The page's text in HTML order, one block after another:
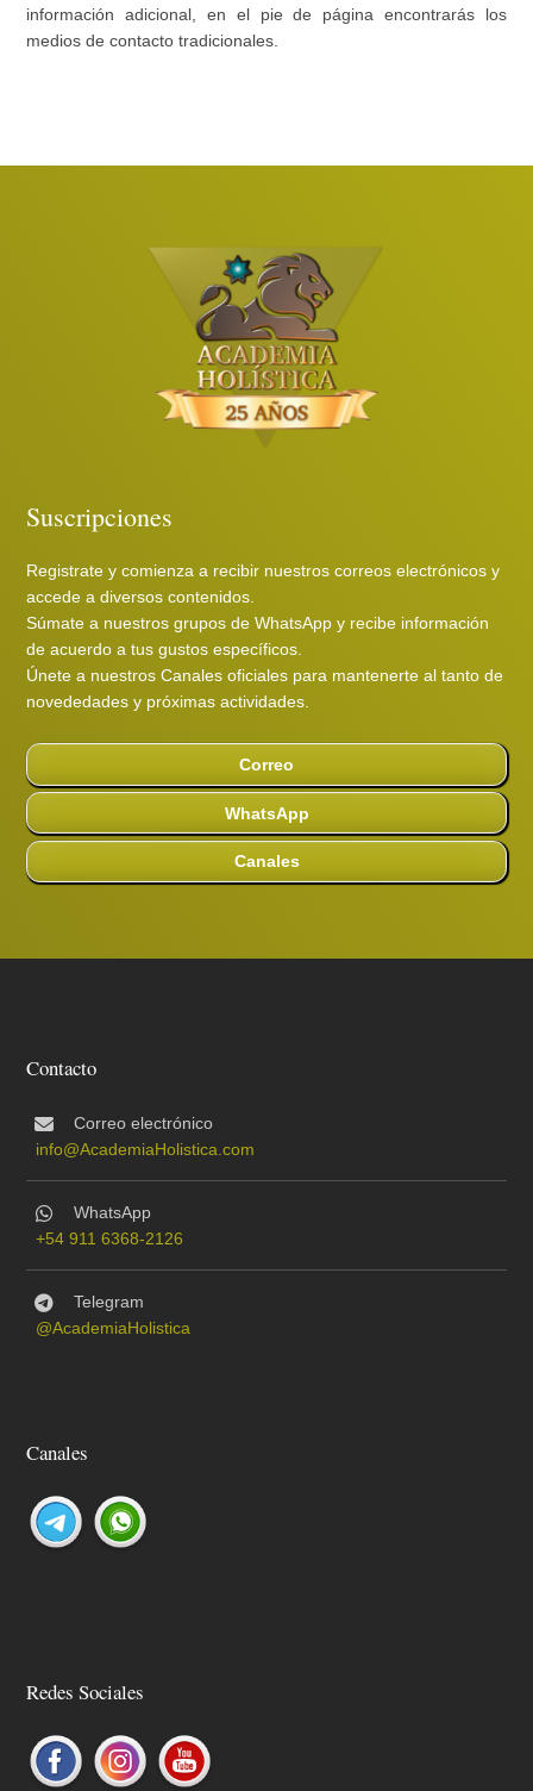
información adicional, en el pie de página encontrarás los
medios de contacto tradicionales.
Suscripciones
Registrate y comienza a recibir nuestros correos electrónicos y
accede a diversos contenidos.
Súmate a nuestros grupos de WhatsApp y recibe información
de acuerdo a tus gustos específicos.
Únete a nuestros Canales oficiales para mantenerte al tanto de
novededades y próximas actividades.
Correo
WhatsApp
Canales
Contacto
Correo electrónico
info@AcademiaHolistica.com
WhatsApp
+54 911 6368-2126
Telegram
@AcademiaHolistica
Canales
Redes Sociales